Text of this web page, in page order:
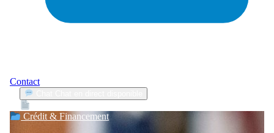
Contact
Crédit & Financement